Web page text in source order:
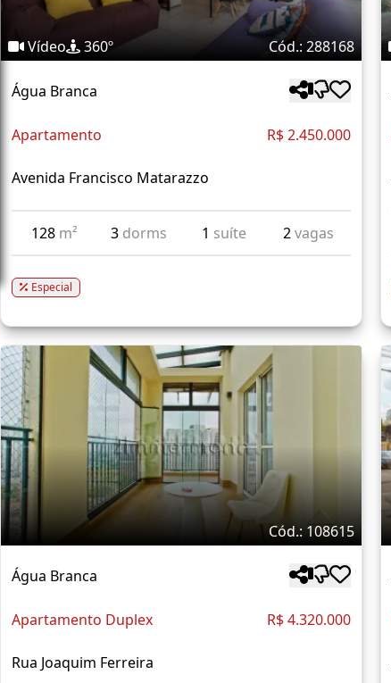
Vídeo 360º Cód.: 288168
Água Branca
Apartamento R$ 2.450.000
Avenida Francisco Matarazzo
128 m² 3 dorms 1 suíte 2vagas
Especial
Cód.: 108615
Água Branca
Apartamento Duplex R$ 4.320.000
Rua Joaquim Ferreira